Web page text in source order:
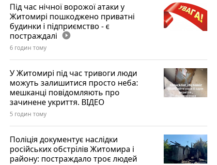
Під час нічної ворожої атаки у
Житомирі пошкоджено приватні
будинки і підприємство - є
постраждалі play_circle_filled
6 годин тому
У Житомирі під час тривоги люди
можуть залишитися просто неба:
мешканці повідомляють про
зачинене укриття. ВІДЕО
5 годин тому
Поліція документує наслідки
російських обстрілів Житомира і
району: постраждало троє людей